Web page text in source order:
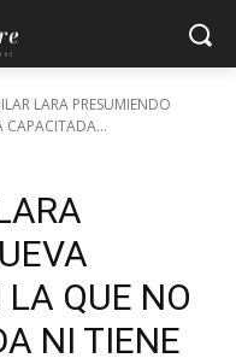
LARA PRESUMIENDO
CAPACITADA...
QUE NO
NI TIENE